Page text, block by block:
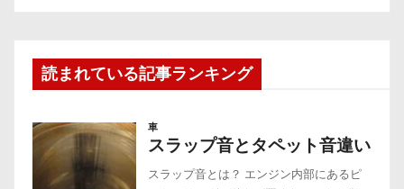
読まれている記事ランキング